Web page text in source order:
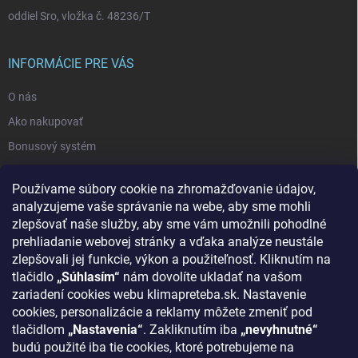
Používame súbory cookie na zhromažďovanie údajov,
analyzujeme vaše správanie na webe, aby sme mohli
zlepšovať naše služby, aby sme vám umožnili pohodlné
prehliadanie webovej stránky a vďaka analýze neustále
zlepšovali jej funkcie, výkon a použiteľnosť. Kliknutím na
tlačidlo „Súhlasím“ nám dovolíte ukladať na vašom
zariadení cookies webu klimapreteba.sk. Nastavenie
cookies, personalizácie a reklamy môžete zmeniť pod
tlačidlom „Nastavenia“. Zakliknutím iba „nevyhnutné“
budú použité iba tie cookies, ktoré potrebujeme na
oddiel Sro, vložka č. 48236/T
INFORMÁCIE PRE VÁS
O nás
Ako nakupovať
Bonusový systém
Blog - najnovšie články
Obchodné podmienky
Podmienky ochrany osobných údajov
Odstúpenie od zmluvy
Kontakty
KONTAKT